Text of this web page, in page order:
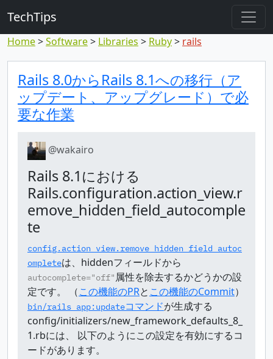
TechTips
Home Software Libraries Ruby rails
対象のコメント
トピックと対象コメント
Rails 8.0からRails 8.1への移行（ア
ップデート、アップグレード）で必
要な作業
@wakairo
Rails 8.1における
Rails.configuration.action_view.r
emove_hidden_field_autocomple
te
config.action_view.remove_hidden_field_autoc
ompleteは、hiddenフィールドから
autocomplete="off" 属性を除去するかどうかの設
定です。 （この機能のPRと この機能のCommit）
bin/rails app:updateコマンドが生成する
config/initializers/new_framework_defaults_8_
1.rbには、 以下のようにこの設定を有効にするコ
ードがあります。